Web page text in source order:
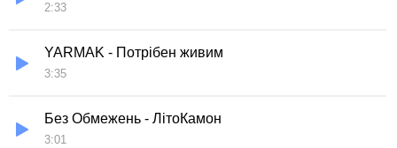
2:33
YARMAK - Потрібен живим
3:35
Без Обмежень - ЛітоКамон
3:01